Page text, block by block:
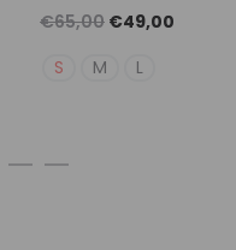
€65,00 Original
price
€49,00
S M L